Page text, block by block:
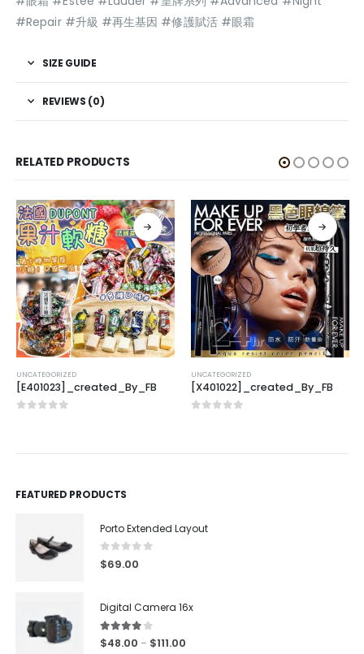
#Repair #升級 #再生基因 #修護賦活 #眼霜
SIZE GUIDE
REVIEWS (0)
RELATED PRODUCTS
UNCATEGORIZED
[E401023]_created_By_FB
UNCATEGORIZED
[X401022]_created_By_FB
FEATURED PRODUCTS
Porto Extended Layout
0 out of 5
$69.00
Digital Camera 16x
4.00out of 5
$48.00 – $111.00